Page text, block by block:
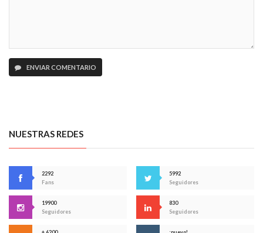
ENVIAR COMENTARIO
NUESTRAS REDES
2292
Fans
5992
Seguidores
19900
Seguidores
830
Seguidores